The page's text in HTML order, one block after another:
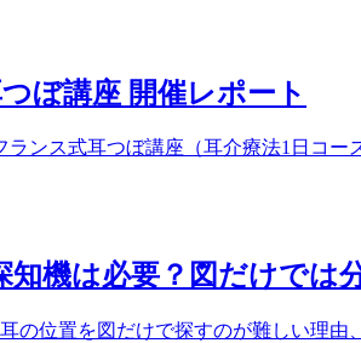
つぼ講座 開催レポート
ランス式耳つぼ講座（耳介療法1日コ
知機は必要？図だけで
の位置を図だけで探すのが難しい理